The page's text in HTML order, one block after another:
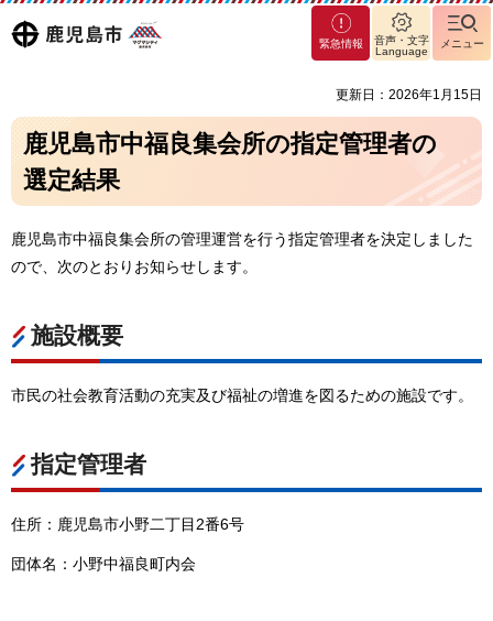
鹿児島
マグ
マシ
島市
緊急情報
音声・文字
Language
メニュー
更新日：2026年1月15日
鹿児島市中福良集会所の指定管理者の
選定結果
鹿児島市中福良集会所の管理運営を行う指定管理者を決定しました
ので、次のとおりお知らせします。
施設概要
市民の社会教育活動の充実及び福祉の増進を図るための施設です。
指定管理者
住所：鹿児島市小野二丁目2番6号
団体名：小野中福良町内会